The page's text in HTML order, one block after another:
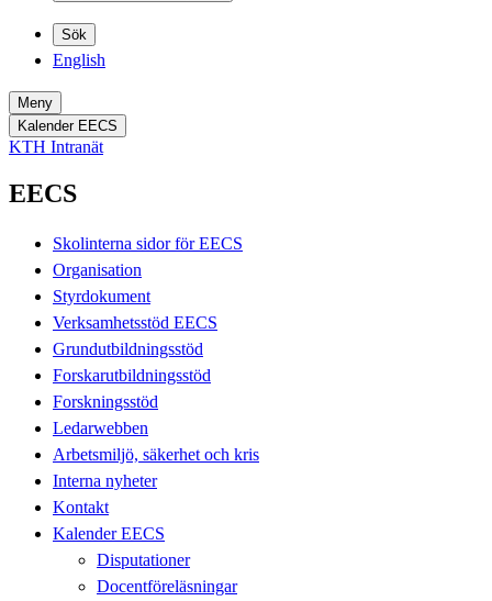
Sök
English
Meny
Kalender EECS
KTH Intranät
EECS
Skolinterna sidor för EECS
Organisation
Styrdokument
Verksamhetsstöd EECS
Grundutbildningsstöd
Forskarutbildningsstöd
Forskningsstöd
Ledarwebben
Arbetsmiljö, säkerhet och kris
Interna nyheter
Kontakt
Kalender EECS
Disputationer
Docentföreläsningar